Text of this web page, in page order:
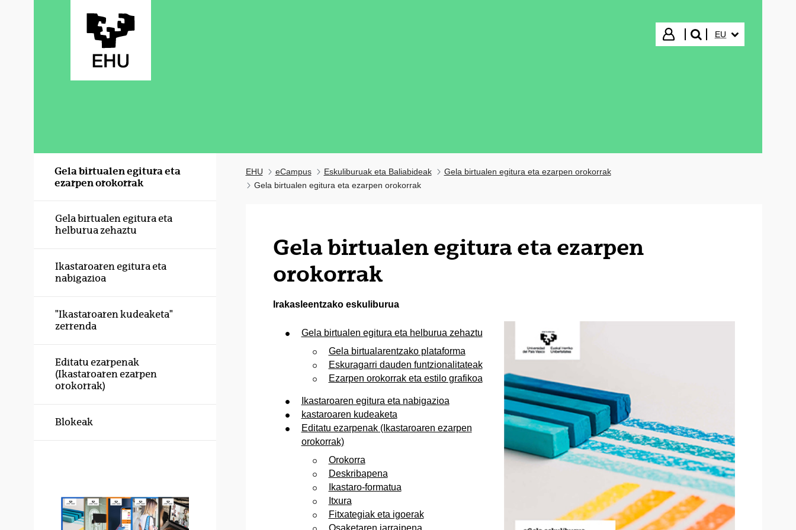
Hasi saioa
bilatu"
EU
Gela birtualen egitura eta
ezarpen orokorrak
Gela birtualen egitura eta
helburua zehaztu
Ikastaroaren egitura eta
nabigazioa
"Ikastaroaren kudeaketa"
zerrenda
Editatu ezarpenak
(Ikastaroaren ezarpen
orokorrak)
Blokeak
EHU eCampus Eskuliburuak eta Baliabideak
Gela birtualen egitura eta ezarpen orokorrak
Gela birtualen egitura eta ezarpen orokorrak
Gela birtualen egitura eta ezarpen
orokorrak
Irakasleentzako eskuliburua
Gela birtualen egitura eta helburua zehaztu
Gela birtualarentzako plataforma
Eskuragarri dauden funtzionalitateak
Ezarpen orokorrak eta estilo grafikoa
Ikastaroaren egitura eta nabigazioa
kastaroaren kudeaketa
Editatu ezarpenak (Ikastaroaren ezarpen
orokorrak)
Orokorra
Deskribapena
Ikastaro-formatua
Itxura
Fitxategiak eta igoerak
Osaketaren jarraipena